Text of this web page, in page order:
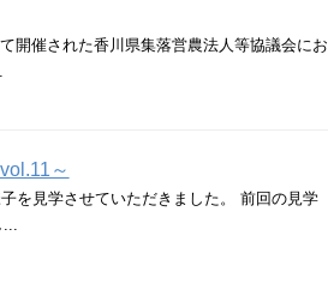
開催された香川県集落営農法人等協議会にお
～
を見学させていただきました。 前回の見学
...